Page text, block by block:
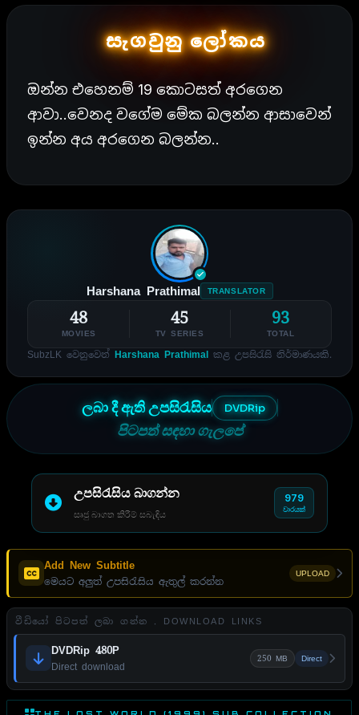
සැගවුනු ලෝකය
ඔන්න එහෙනම් 19 කොටසත් අරගෙන
ආවා..වෙනද වගේම මේක බලන්න ආසාවෙන්
ඉන්න අය අරගෙන බලන්න..
Harshana Prathimal TRANSLATOR
48
MOVIES
45
TV SERIES
93
TOTAL
SubzLK වෙනුවෙන් Harshana Prathimal කළ උපසිරැසි නිර්මාණයකි.
ලබා දී ඇති උපසිරැසිය DVDRip
පිටපත් සඳහා ගැලපේ
උපසිරැසිය බාගන්න
සෘජු බාගත කිරීම් සබැඳිය
979
වාරයක්
Add New Subtitle
මෙයට අලුත් උපසිරැසිය ඇතුල් කරන්න
UPLOAD
වීඩියෝ පිටපත් ලබා ගන්න . DOWNLOAD LINKS
DVDRip 480P
Direct download
250 MB Direct